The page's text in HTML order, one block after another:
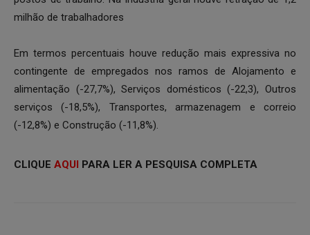
milhão de trabalhadores
Em termos percentuais houve redução mais expressiva no
contingente de empregados nos ramos de Alojamento e
alimentação (-27,7%), Serviços domésticos (-22,3), Outros
serviços (-18,5%), Transportes, armazenagem e correio
(-12,8%) e Construção (-11,8%).
CLIQUE AQUI PARA LER A PESQUISA COMPLETA